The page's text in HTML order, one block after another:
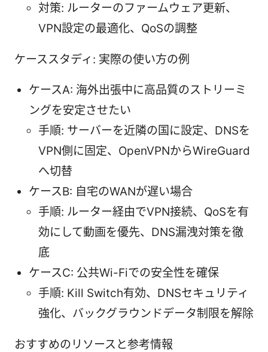
対策: ルーターのファームウェア更新、
VPN設定の最適化、QoSの調整
ケーススタディ: 実際の使い方の例
ケースA: 海外出張中に高品質のストリーミ
ングを安定させたい
手順: サーバーを近隣の国に設定、DNSを
VPN側に固定、OpenVPNからWireGuard
へ切替
ケースB: 自宅のWANが遅い場合
手順: ルーター経由でVPN接続、QoSを有
効にして動画を優先、DNS漏洩対策を徹
底
ケースC: 公共Wi-Fiでの安全性を確保
手順: Kill Switch有効、DNSセキュリティ
強化、バックグラウンドデータ制限を解除
おすすめのリソースと参考情報